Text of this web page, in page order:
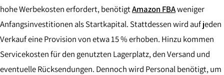
hohe Werbekosten erfordert, benötigtAmazon FBAweniger
Anfangsinvestitionen als Startkapital. Stattdessen wird auf jeden
Verkauf eine Provision von etwa 15 % erhoben. Hinzu kommen
Servicekosten für den genutzten Lagerplatz, den Versand und
eventuelle Rücksendungen. Dennoch wird Personal benötigt, um